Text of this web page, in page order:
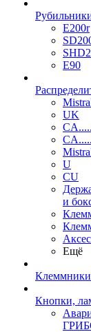
E200r
E90
UK
U
CU
и
Ещё
Кнопки,